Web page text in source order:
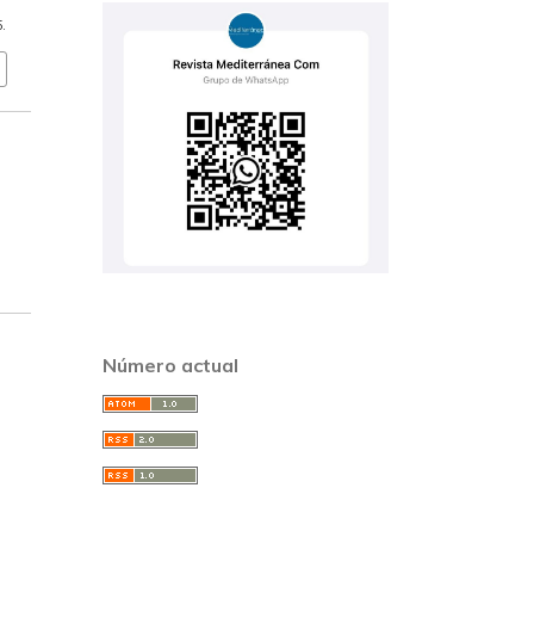
Número actual